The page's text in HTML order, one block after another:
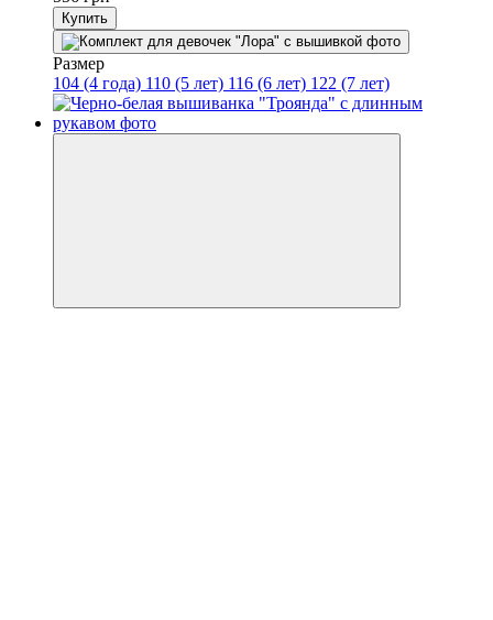
Купить
Размер
104 (4 года) 110 (5 лет) 116 (6 лет) 122 (7 лет)